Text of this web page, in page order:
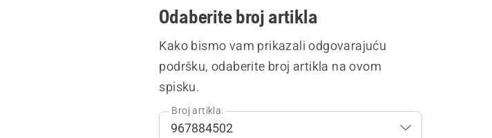
Odaberite broj artikla
Kako bismo vam prikazali odgovarajuću
podršku, odaberite broj artikla na ovom
spisku.
Broj artikla: